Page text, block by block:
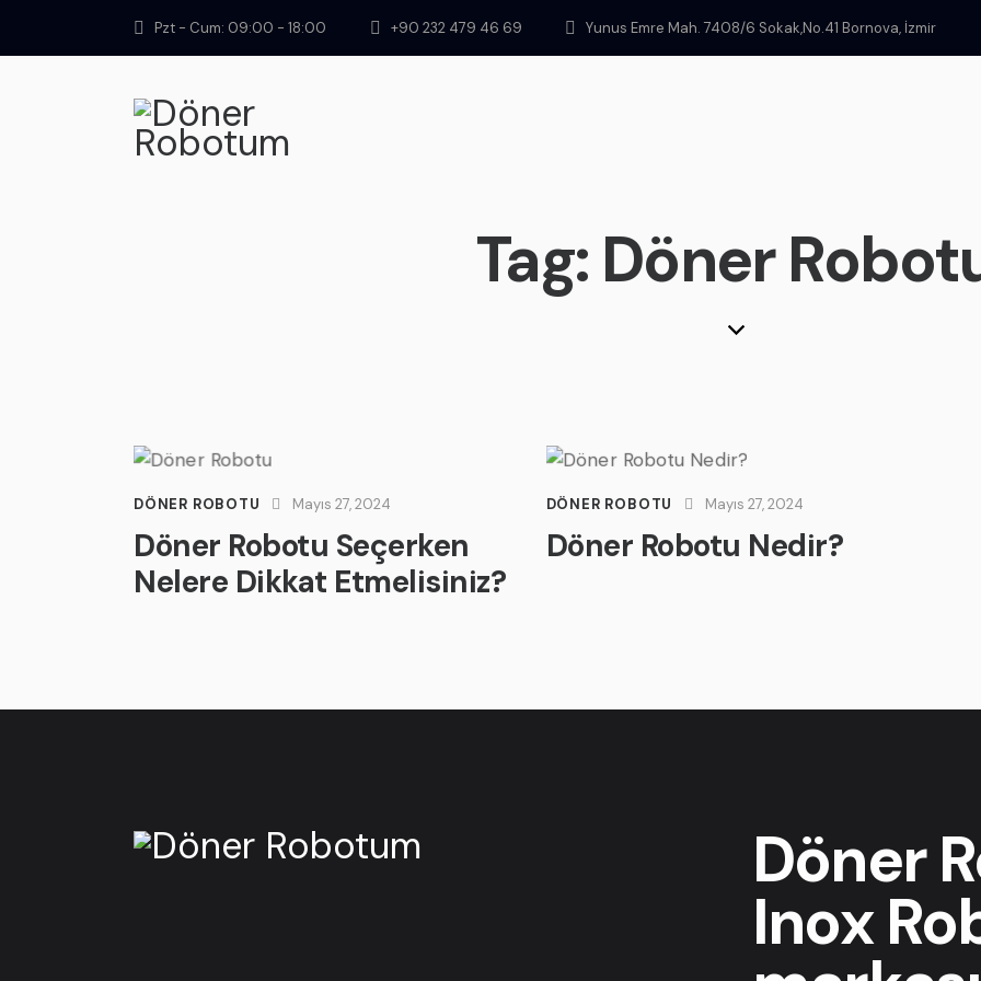
Pzt - Cum: 09:00 - 18:00 +90 232 479 46 69 Yunus Emre Mah. 7408/6 Sokak,No.41 Bornova, İzmir
Tag: Döner
DÖNER ROBOTU Mayıs 27, 2024
Döner Robotu Seçerken
Nelere Dikkat Etmelisiniz?
DÖNER ROBOTU Mayıs 27, 2024
Döner Robotu Nedir?
Döner
Inox